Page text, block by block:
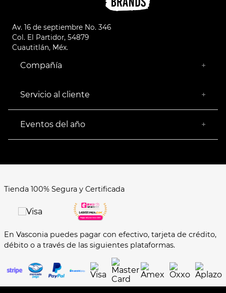
Av. 16 de septiembre No. 346
Col. El Partidor, 54879
Cuautitlán, Méx.
Compañía +
Empresa Socialmente Responsable
Servicio al cliente +
Facturación
Devoluciones
Formas de Pago
Eventos del año +
Buen Fin
Tienda 100% Segura y Certificada
En Vasconia puedes pagar con efectivo, tarjeta de crédito,
débito o a través de las siguientes plataformas.